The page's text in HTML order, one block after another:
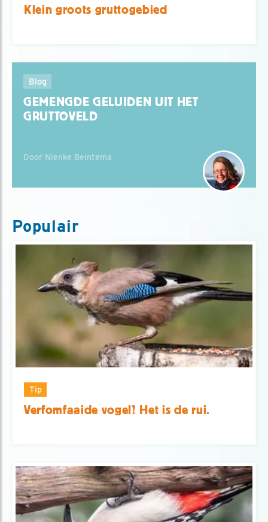
Klein groots gruttogebied
Blog
GEMENGDE GELUIDEN UIT HET
GRUTTOVELD
Door Nienke Beintema
Populair
Tip
Verfomfaaide vogel? Het is de rui.